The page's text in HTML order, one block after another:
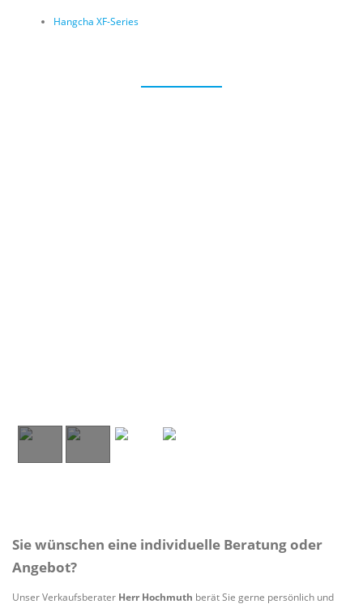
Hangcha XF-Series
Sie wünschen eine individuelle Beratung oder
Angebot?
Unser Verkaufsberater Herr Hochmuth berät Sie gerne persönlich und